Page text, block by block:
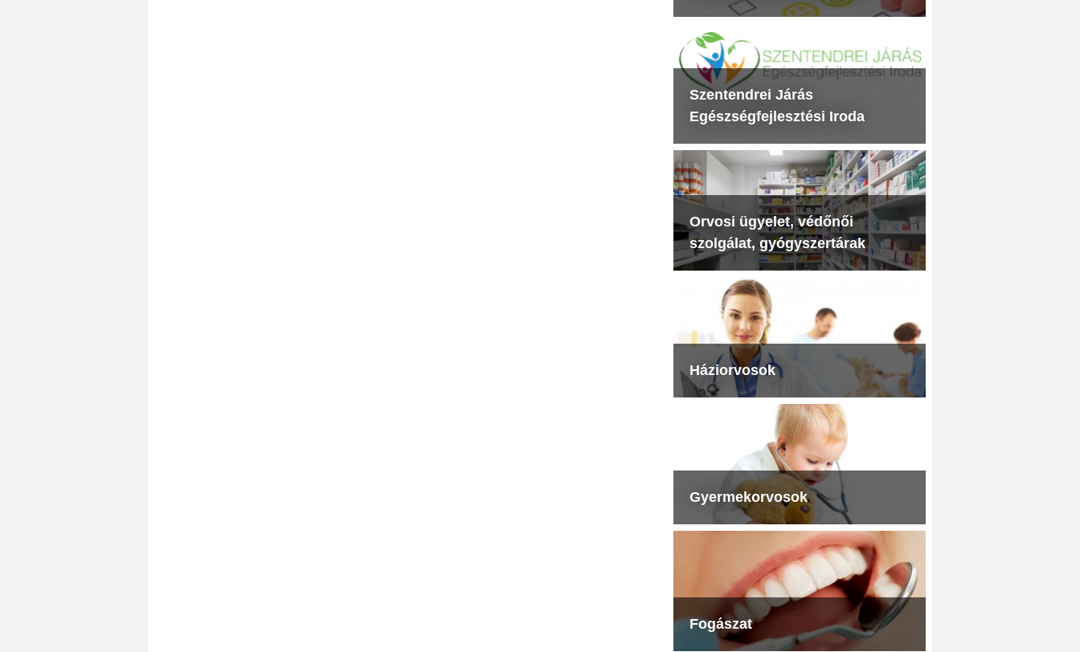
Szentendrei Járás
Egészségfejlesztési Iroda
Orvosi ügyelet, védőnői
szolgálat, gyógyszertárak
Háziorvosok
Gyermekorvosok
Fogászat